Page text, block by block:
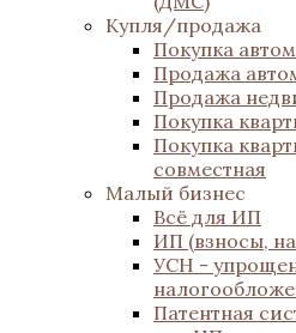
Купля/продажа
Покупка
Продажа
Продажа
Покупка
Покупка
совместная
Малый бизнес
Всё для ИП
ИП (взносы,
УСН -
Патентная